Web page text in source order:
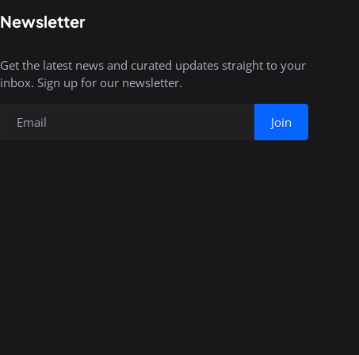
Newsletter
Get the latest news and curated updates straight to your
inbox. Sign up for our newsletter.
Join